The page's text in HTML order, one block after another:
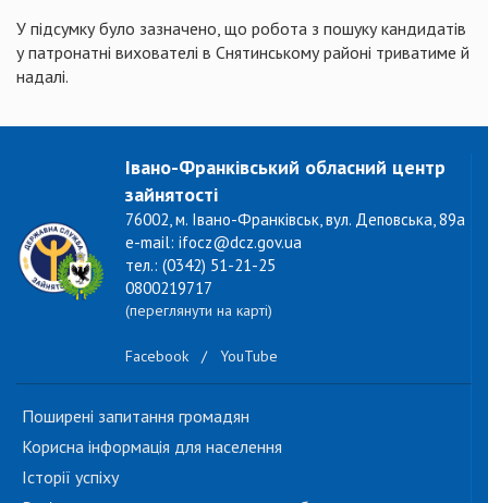
У підсумку було зазначено, що робота з пошуку кандидатів
у патронатні вихователі в Снятинському районі триватиме й
надалі.
Івано-Франківський обласний центр
зайнятості
76002, м. Івано-Франківськ, вул. Деповська, 89а
e-mail: ifocz@dcz.gov.ua
тел.: (0342) 51-21-25
0800219717
(переглянути на карті)
Facebook / YouTube
Поширені запитання громадян
Корисна інформація для населення
Історії успіху